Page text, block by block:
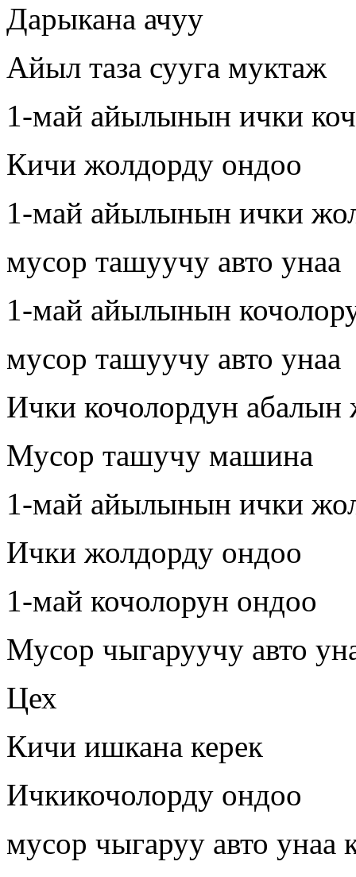
Дарыкана ачуу
Айыл таза сууга муктаж
1-май айылынын ички
Кичи жолдорду ондоо
1-май айылынын ички
мусор ташуучу авто унаа
1-май айылынын
мусор ташуучу авто унаа
Ички кочолордун
Мусор ташучу машина
1-май айылынын ички
Ички жолдорду ондоо
1-май кочолорун ондоо
Мусор чыгаруучу авто
Цех
Кичи ишкана керек
Ичкикочолорду ондоо
мусор чыгаруу авто унаа